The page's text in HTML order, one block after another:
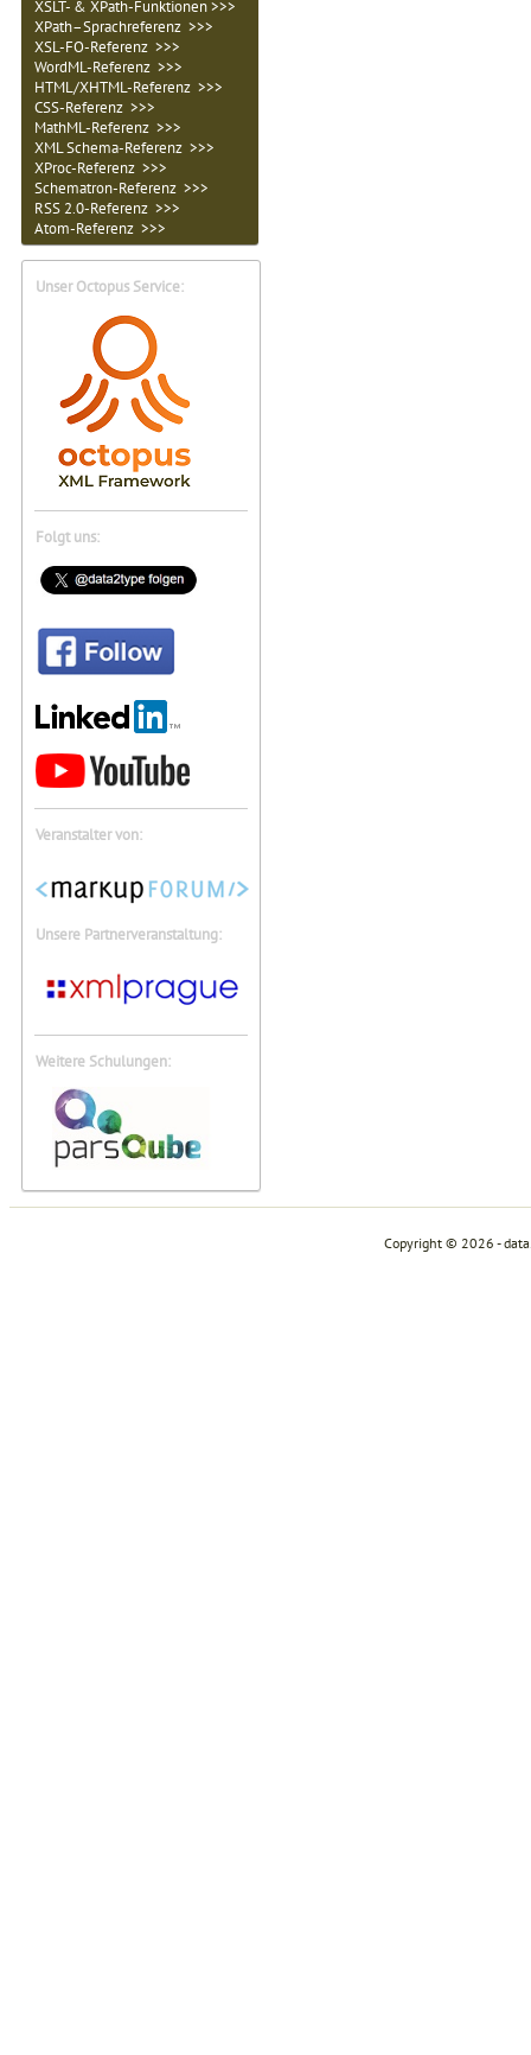
XSLT- & XPath-Funktionen >>>
XPath–Sprachreferenz >>>
XSL-FO-Referenz >>>
WordML-Referenz >>>
HTML/XHTML-Referenz >>>
CSS-Referenz >>>
MathML-Referenz >>>
XML Schema-Referenz >>>
XProc-Referenz >>>
Schematron-Referenz >>>
RSS 2.0-Referenz >>>
Atom-Referenz >>>
Unser Octopus Service:
Folgt uns:
Veranstalter von:
Unsere Partnerveranstaltung:
Weitere Schulungen:
Copyright © 2026 -